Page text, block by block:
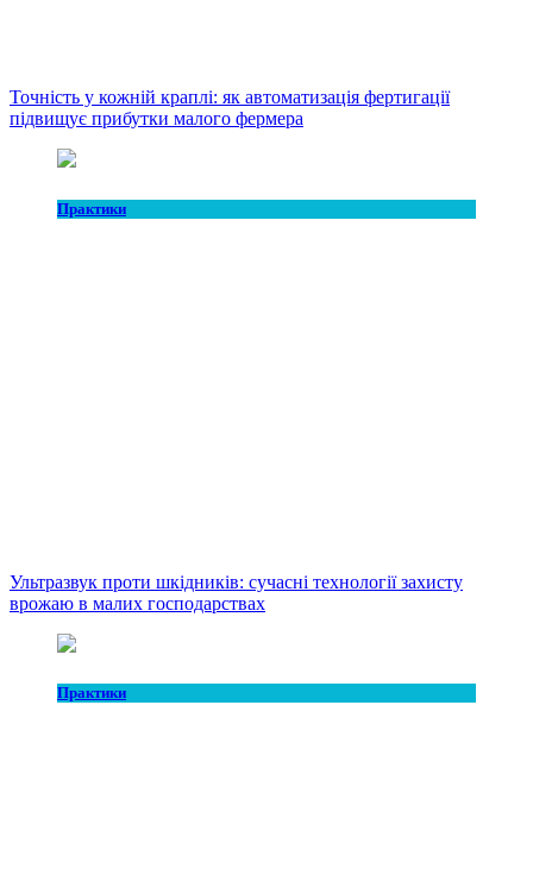
Точність у кожній краплі: як автоматизація фертигації
підвищує прибутки малого фермера
Практики
Ультразвук проти шкідників: сучасні технології захисту
врожаю в малих господарствах
Практики